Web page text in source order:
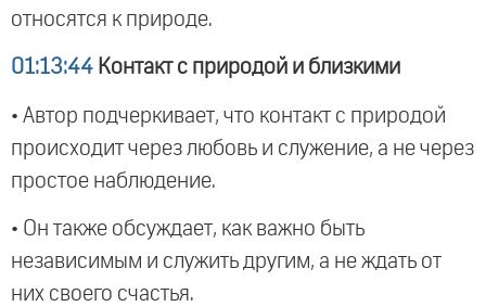
относятся к природе.
01:13:44 Контакт с природой и близкими
• Автор подчеркивает, что контакт с природой
происходит через любовь и служение, а не через
простое наблюдение.
• Он также обсуждает, как важно быть
независимым и служить другим, а не ждать от
них своего счастья.